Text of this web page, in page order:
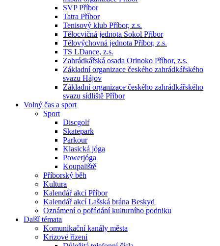
SVP Příbor
Tatra Příbor
Tenisový klub Příbor, z.s.
Tělocvičná jednota Sokol Příbor
Tělovýchovná jednota Příbor, z.s.
TS LDance, z.s.
Zahrádkářská osada Orinoko Příbor, z.s.
Základní organizace českého zahrádkářského
svazu Hájov
Základní organizace českého zahrádkářského
svazu sídliště Příbor
Volný čas a sport
Sport
Discgolf
Skatepark
Parkour
Klasická jóga
Powerjóga
Koupaliště
Příborský běh
Kultura
Kalendář akcí Příbor
Kalendář akcí Lašská brána Beskyd
Oznámení o pořádání kulturního podniku
Další témata
Komunikační kanály města
Krizové řízení